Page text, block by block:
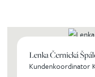
Lenka Černická
Kundenkoordinator